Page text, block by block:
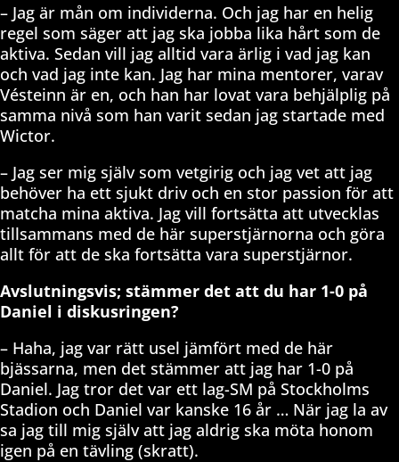
– Jag är mån om individerna. Och jag har en helig
regel som säger att jag ska jobba lika hårt som de
aktiva. Sedan vill jag alltid vara ärlig i vad jag kan
och vad jag inte kan. Jag har mina mentorer, varav
Vésteinn är en, och han har lovat vara behjälplig på
samma nivå som han varit sedan jag startade med
Wictor.
– Jag ser mig själv som vetgirig och jag vet att jag
behöver ha ett sjukt driv och en stor passion för att
matcha mina aktiva. Jag vill fortsätta att utvecklas
tillsammans med de här superstjärnorna och göra
allt för att de ska fortsätta vara superstjärnor.
Avslutningsvis; stämmer det att du har 1-0 på
Daniel i diskusringen?
– Haha, jag var rätt usel jämfört med de här
bjässarna, men det stämmer att jag har 1-0 på
Daniel. Jag tror det var ett lag-SM på Stockholms
Stadion och Daniel var kanske 16 år … När jag la av
sa jag till mig själv att jag aldrig ska möta honom
igen på en tävling (skratt).